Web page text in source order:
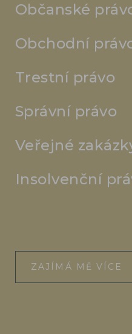
Občanské
Obchodní
Trestní právo
Správní právo
Veřejné
Insolvenční
ZAJÍMÁ MĚ VÍCE